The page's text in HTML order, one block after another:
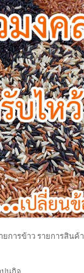
ยการข้าว รายการสินค้า